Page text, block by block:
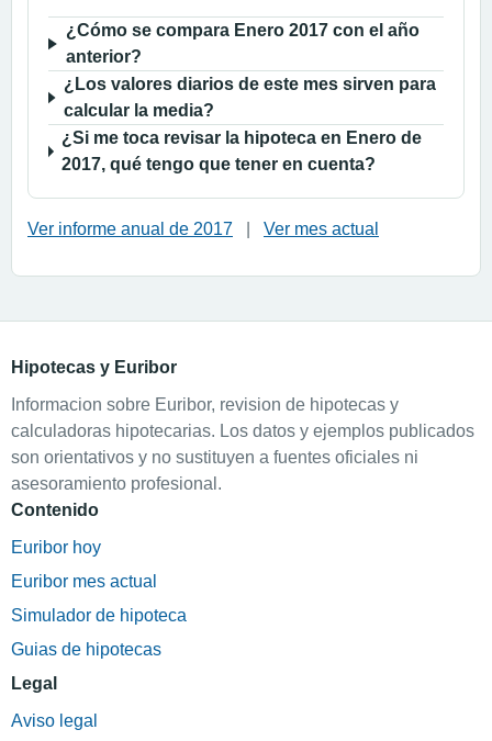
¿Cómo se compara Enero 2017 con el año
anterior?
¿Los valores diarios de este mes sirven para
calcular la media?
¿Si me toca revisar la hipoteca en Enero de
2017, qué tengo que tener en cuenta?
Ver informe anual de 2017 Ver mes actual
Hipotecas y Euribor
Informacion sobre Euribor, revision de hipotecas y
calculadoras hipotecarias. Los datos y ejemplos publicados
son orientativos y no sustituyen a fuentes oficiales ni
asesoramiento profesional.
Contenido
Euribor hoy
Euribor mes actual
Simulador de hipoteca
Guias de hipotecas
Legal
Aviso legal